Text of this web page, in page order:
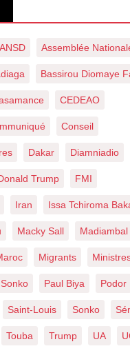
ANSD Assemblée
Bassirou Diomaye
CEDEAO
Conseil
Dakar Diamniadio
Trump FMI
Iran Issa Tchiroma
Macky Sall
Migrants
Paul Biya Podor
Saint-Louis Sonko
Touba Trump UA